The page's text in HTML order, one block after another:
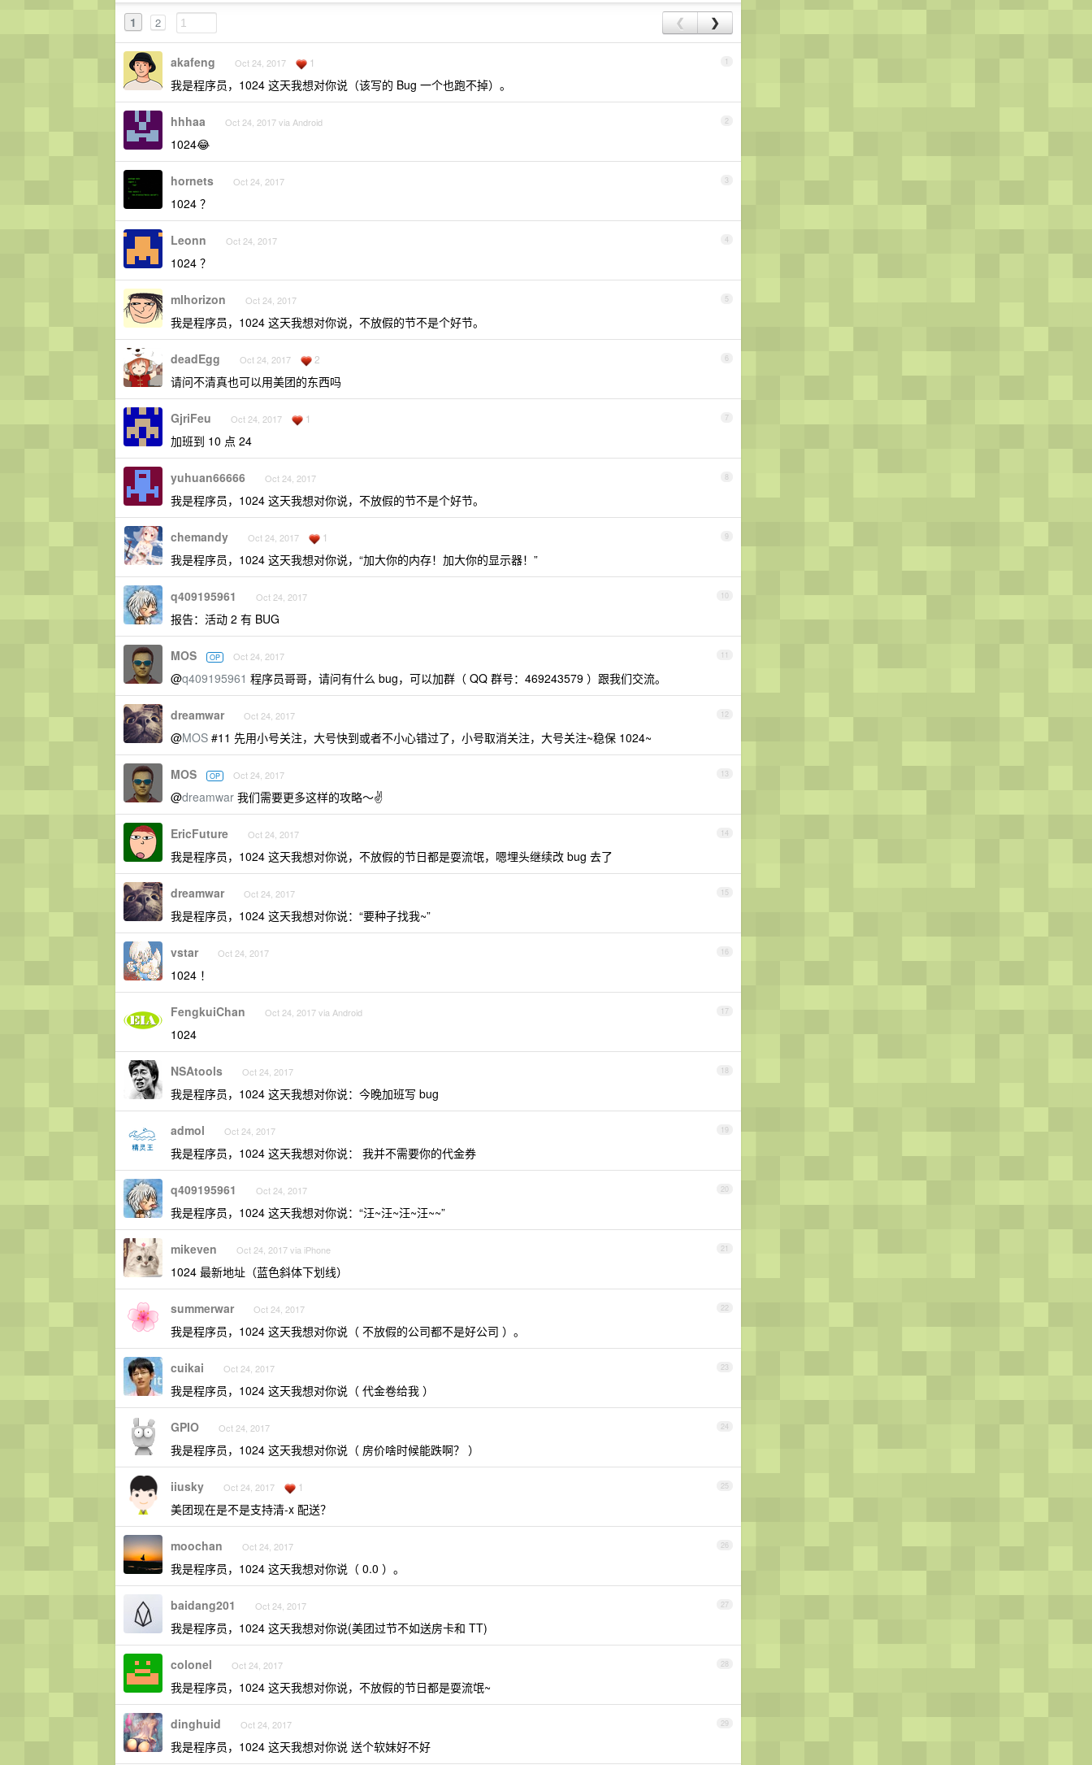
1 2 ❮ ❯
1
akafeng Oct 24, 2017 1
我是程序员，1024 这天我想对你说（该写的 Bug 一个也跑不掉）。
2
hhhaa Oct 24, 2017 via Android
1024😂
3
hornets Oct 24, 2017
1024 ？
4
Leonn Oct 24, 2017
1024 ？
5
mlhorizon Oct 24, 2017
我是程序员，1024 这天我想对你说，不放假的节不是个好节。
6
deadEgg Oct 24, 2017 2
请问不清真也可以用美团的东西吗
7
GjriFeu Oct 24, 2017 1
加班到 10 点 24
8
yuhuan66666 Oct 24, 2017
我是程序员，1024 这天我想对你说，不放假的节不是个好节。
9
chemandy Oct 24, 2017 1
我是程序员，1024 这天我想对你说，“加大你的内存！加大你的显示器！”
10
q409195961 Oct 24, 2017
报告：活动 2 有 BUG
11
MOS OP Oct 24, 2017
@q409195961 程序员哥哥，请问有什么 bug，可以加群（ QQ 群号：469243579 ）跟我们交流。
12
dreamwar Oct 24, 2017
@MOS #11 先用小号关注，大号快到或者不小心错过了，小号取消关注，大号关注~稳保 1024~
13
MOS OP Oct 24, 2017
@dreamwar 我们需要更多这样的攻略～✌️
14
EricFuture Oct 24, 2017
我是程序员，1024 这天我想对你说，不放假的节日都是耍流氓，嗯埋头继续改 bug 去了
15
dreamwar Oct 24, 2017
我是程序员，1024 这天我想对你说：“要种子找我~”
16
vstar Oct 24, 2017
1024 ！
17
FengkuiChan Oct 24, 2017 via Android
1024
18
NSAtools Oct 24, 2017
我是程序员，1024 这天我想对你说：今晚加班写 bug
19
admol Oct 24, 2017
我是程序员，1024 这天我想对你说： 我并不需要你的代金券
20
q409195961 Oct 24, 2017
我是程序员，1024 这天我想对你说：“汪~汪~汪~汪~~”
21
mikeven Oct 24, 2017 via iPhone
1024 最新地址（蓝色斜体下划线）
22
summerwar Oct 24, 2017
我是程序员，1024 这天我想对你说（ 不放假的公司都不是好公司 ）。
23
cuikai Oct 24, 2017
我是程序员，1024 这天我想对你说（ 代金卷给我 ）
24
GPIO Oct 24, 2017
我是程序员，1024 这天我想对你说（ 房价啥时候能跌啊？ ）
25
iiusky Oct 24, 2017 1
美团现在是不是支持清-x 配送？
26
moochan Oct 24, 2017
我是程序员，1024 这天我想对你说（ 0.0 ）。
27
baidang201 Oct 24, 2017
我是程序员，1024 这天我想对你说(美团过节不如送房卡和 TT)
28
colonel Oct 24, 2017
我是程序员，1024 这天我想对你说，不放假的节日都是耍流氓~
29
dinghuid Oct 24, 2017
我是程序员，1024 这天我想对你说 送个软妹好不好